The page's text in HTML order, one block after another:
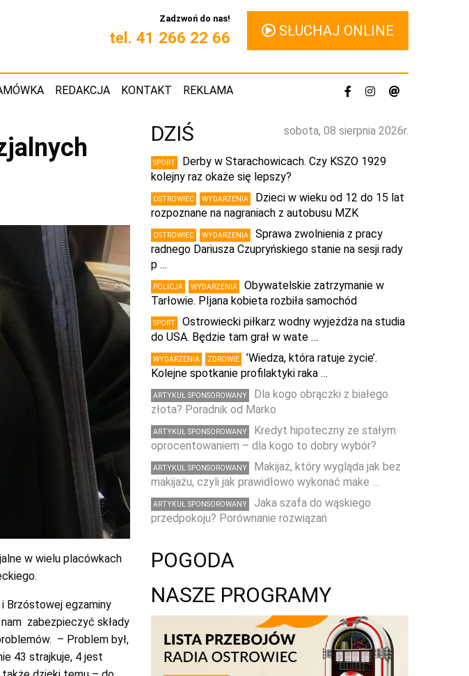
Zadzwoń do nas!
tel. 41 266 22 66 SŁUCHAJ ONLINE
REDAKCJA KONTAKT REKLAMA
w wielu placówkach
Brzóstowej egzaminy
zabezpieczyć składy
– Problem był,
43 strajkuje, 4 jest
sobota, 08 sierpnia 2026r.
DZIŚ
SPORT
Derby w Starachowicach. Czy KSZO 1929
kolejny raz okaże się lepszy?
OSTROWIEC WYDARZENIA
Dzieci w wieku od 12 do 15 lat
rozpoznane na nagraniach z autobusu MZK
OSTROWIEC WYDARZENIA
Sprawa zwolnienia z pracy
radnego Dariusza Czupryńskiego stanie na sesji rady
p …
POLICJA WYDARZENIA
Obywatelskie zatrzymanie w
Tarłowie. PIjana kobieta rozbiła samochód
SPORT
Ostrowiecki piłkarz wodny wyjeżdża na studia
do USA. Będzie tam grał w wate …
WYDARZENIA ZDROWIE
’Wiedza, która ratuje życie’.
Kolejne spotkanie profilaktyki raka …
ARTYKUŁ SPONSOROWANY
Dla kogo obrączki z białego
złota? Poradnik od Marko
ARTYKUŁ SPONSOROWANY
Kredyt hipoteczny ze stałym
oprocentowaniem – dla kogo to dobry wybór?
ARTYKUŁ SPONSOROWANY
Makijaż, który wygląda jak bez
makijażu, czyli jak prawidłowo wykonać make …
ARTYKUŁ SPONSOROWANY
Jaka szafa do wąskiego
przedpokoju? Porównanie rozwiązań
POGODA
NASZE PROGRAMY